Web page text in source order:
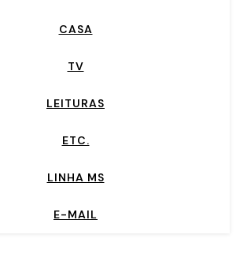
CASA
TV
LEITURAS
ETC.
LINHA MS
E-MAIL